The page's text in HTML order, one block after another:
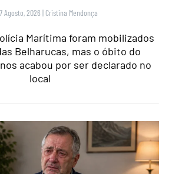
Agosto, 2026 | Cristina Mendonça
Marítima foram mobilizados
Belharucas, mas o óbito do
acabou por ser declarado no
local